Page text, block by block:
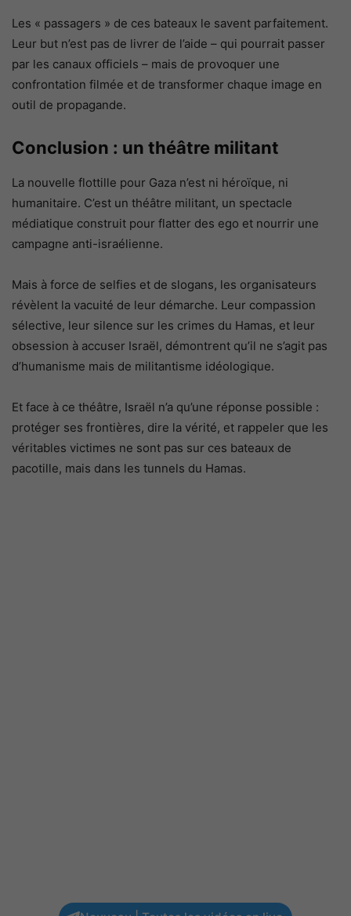
Les « passagers » de ces bateaux le savent parfaitement.
Leur but n’est pas de livrer de l’aide – qui pourrait passer
par les canaux officiels – mais de provoquer une
confrontation filmée et de transformer chaque image en
outil de propagande.
Conclusion : un théâtre militant
La nouvelle flottille pour Gaza n’est ni héroïque, ni
humanitaire. C’est un théâtre militant, un spectacle
médiatique construit pour flatter des ego et nourrir une
campagne anti-israélienne.
Mais à force de selfies et de slogans, les organisateurs
révèlent la vacuité de leur démarche. Leur compassion
sélective, leur silence sur les crimes du Hamas, et leur
obsession à accuser Israël, démontrent qu’il ne s’agit pas
d’humanisme mais de militantisme idéologique.
Et face à ce théâtre, Israël n’a qu’une réponse possible :
protéger ses frontières, dire la vérité, et rappeler que les
véritables victimes ne sont pas sur ces bateaux de
pacotille, mais dans les tunnels du Hamas.